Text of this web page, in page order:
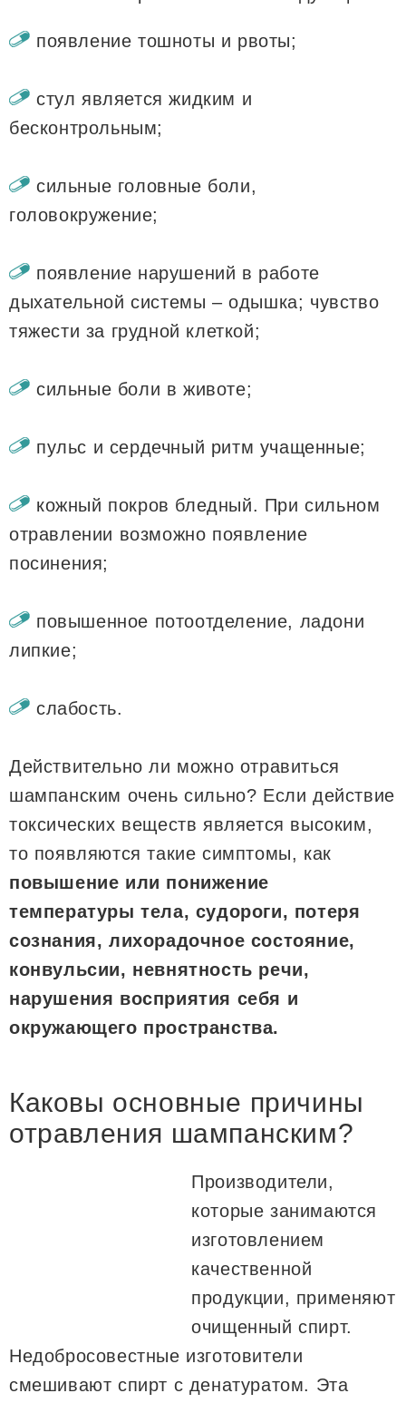
появление тошноты и рвоты;
стул является жидким и
бесконтрольным;
сильные головные боли,
головокружение;
появление нарушений в работе
дыхательной системы – одышка; чувство
тяжести за грудной клеткой;
сильные боли в животе;
пульс и сердечный ритм учащенные;
кожный покров бледный. При сильном
отравлении возможно появление
посинения;
повышенное потоотделение, ладони
липкие;
слабость.
Действительно ли можно отравиться
шампанским очень сильно? Если действие
токсических веществ является высоким,
то появляются такие симптомы, как
повышение или понижение
температуры тела, судороги, потеря
сознания, лихорадочное состояние,
конвульсии, невнятность речи,
нарушения восприятия себя и
окружающего пространства.
Каковы основные причины
отравления шампанским?
Производители,
которые занимаются
изготовлением
качественной
продукции, применяют
очищенный спирт.
Недобросовестные изготовители
смешивают спирт с денатуратом. Эта